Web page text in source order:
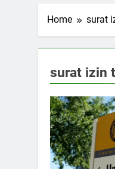
Home surat
surat izin